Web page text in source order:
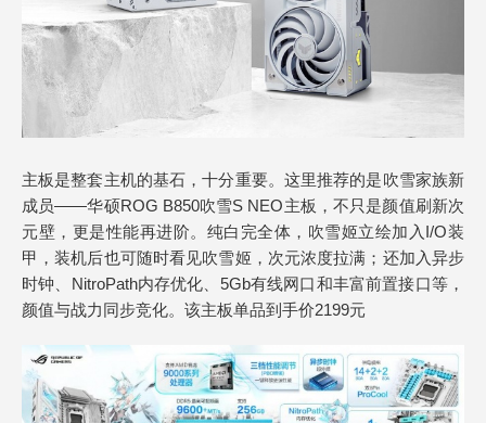
主板是整套主机的基石，十分重要。这里推荐的是吹雪家族新
成员——华硕ROG B850吹雪S NEO主板，不只是颜值刷新次
元壁，更是性能再进阶。纯白完全体，吹雪姬立绘加入I/O装
甲，装机后也可随时看见吹雪姬，次元浓度拉满；还加入异步
时钟、NitroPath内存优化、5Gb有线网口和丰富前置接口等，
颜值与战力同步竞化。该主板单品到手价2199元